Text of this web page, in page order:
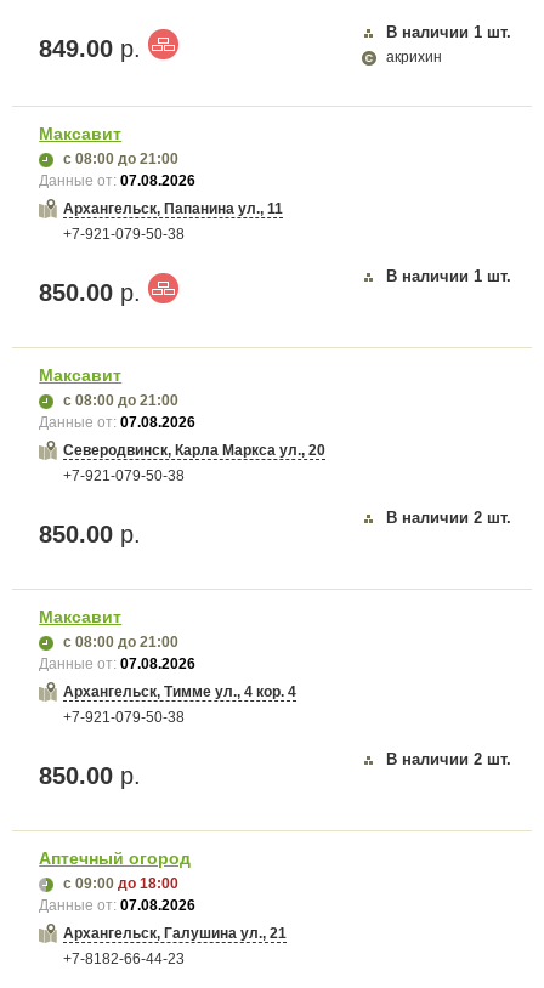
849.00 р.
В наличии 1 шт.
акрихин
Максавит
с 08:00 до 21:00
Данные от:07.08.2026
Архангельск, Папанина ул., 11
+7-921-079-50-38
850.00 р.
В наличии 1 шт.
Максавит
с 08:00 до 21:00
Данные от:07.08.2026
Северодвинск, Карла Маркса ул., 20
+7-921-079-50-38
850.00 р.
В наличии 2 шт.
Максавит
с 08:00 до 21:00
Данные от:07.08.2026
Архангельск, Тимме ул., 4 кор. 4
+7-921-079-50-38
850.00 р.
В наличии 2 шт.
Аптечный огород
с 09:00 до 18:00
Данные от:07.08.2026
Архангельск, Галушина ул., 21
+7-8182-66-44-23